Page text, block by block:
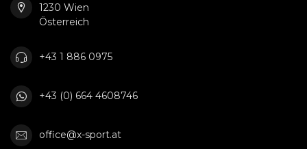
1230 Wien
Österreich
+43 1 886 0975
+43 (0) 664 4608746
office@x-sport.at